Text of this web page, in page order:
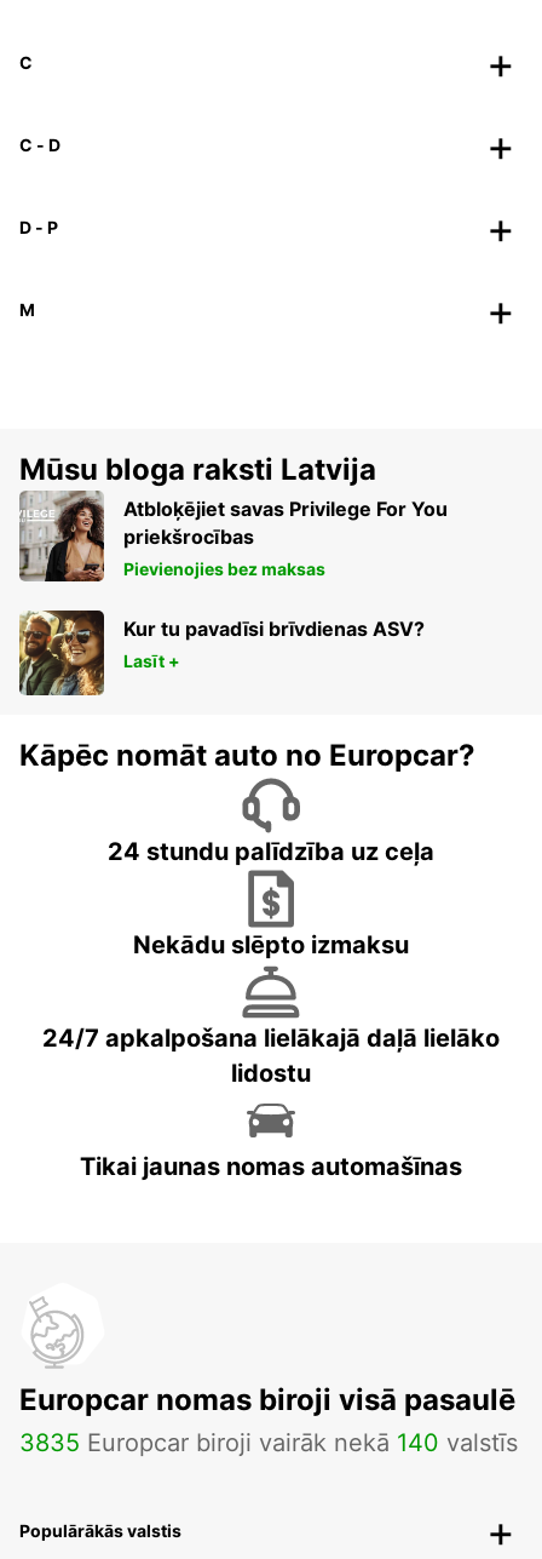
C
C - D
D - P
M
Mūsu bloga raksti Latvija
Atbloķējiet savas Privilege For You
priekšrocības
Pievienojies bez maksas
Kur tu pavadīsi brīvdienas ASV?
Lasīt +
Kāpēc nomāt auto no Europcar?
24 stundu palīdzība uz ceļa
Nekādu slēpto izmaksu
24/7 apkalpošana lielākajā daļā lielāko
lidostu
Tikai jaunas nomas automašīnas
Europcar nomas biroji visā pasaulē
3835 Europcar biroji vairāk nekā 140 valstīs
Populārākās valstis